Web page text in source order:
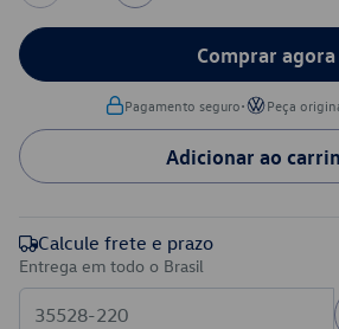
Comprar agora
Pagamento seguro• Peça
Adicionar ao
Calcule frete e prazo
Entrega em todo o Brasil